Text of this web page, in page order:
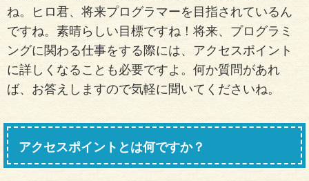
ね。ヒロ君、将来プログラマーを目指されているん
ですね。素晴らしい目標ですね！将来、プログラミ
ングに関わる仕事をする際には、アクセスポイント
に詳しくなることも必要ですよ。何か質問があれ
ば、お答えしますので気軽に聞いてくださいね。
アクセスポイントとは何ですか？